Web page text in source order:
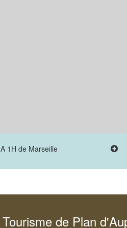
A 1H de Marseille
de Plan